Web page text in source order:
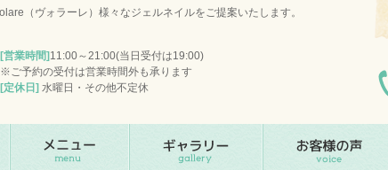
（ヴォラーレ）様々なジェルネイルをご提案いたします。
[営業時間] 11:00～21:00(当日受付は19:00)
※ご予約の受付は営業時間外も承ります
[定休日] 水曜日・その他不定休